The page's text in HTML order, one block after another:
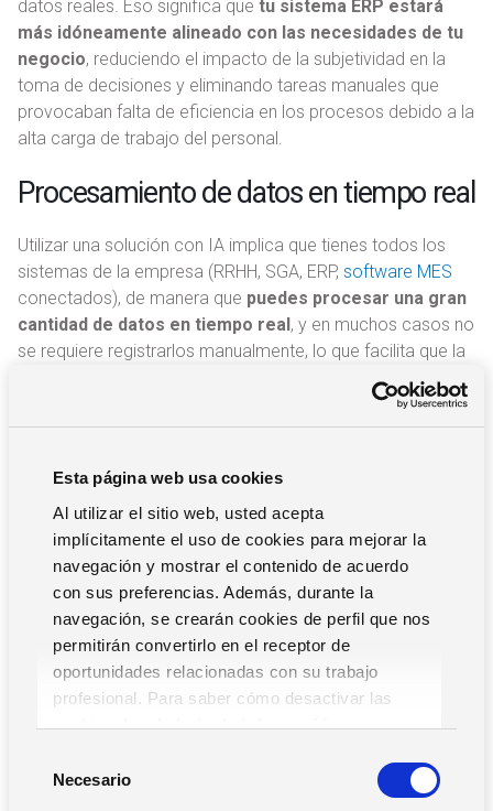
Esta página web usa cookies
Al utilizar el sitio web, usted acepta
implícitamente el uso de cookies para mejorar la
navegación y mostrar el contenido de acuerdo
con sus preferencias. Además, durante la
navegación, se crearán cookies de perfil que nos
permitirán convertirlo en el receptor de
oportunidades relacionadas con su trabajo
profesional. Para saber cómo desactivar las
cookies,Lea la hoja de información.
Necesario
datos reales. Eso significa que tu sistema ERP estará
más idóneamente alineado con las necesidades de tu
negocio, reduciendo el impacto de la subjetividad en la
toma de decisiones y eliminando tareas manuales que
provocaban falta de eficiencia en los procesos debido a la
alta carga de trabajo del personal.
Procesamiento de datos en tiempo real
Utilizar una solución con IA implica que tienes todos los
sistemas de la empresa (RRHH, SGA, ERP, software MES
conectados), de manera que puedes procesar una gran
cantidad de datos en tiempo real , y en muchos casos no
se requiere registrarlos manualmente, lo que facilita que la
gestión se lleve a cabo de manera más rápida y sin
La predicción de inventario se traduce en una mayor
optimización de los recursos en producción y compras, ya
que se posee un conocimiento más preciso y detallado de
las necesidades de la empresa en cada momento. Esto
reduce los riesgos de producir más unidades o
comprar más materias primas de las necesarias,
ayudando a optimizar los costes y mejorar la eficiencia
operativa.
Beneficios de un sistema ERP con IA